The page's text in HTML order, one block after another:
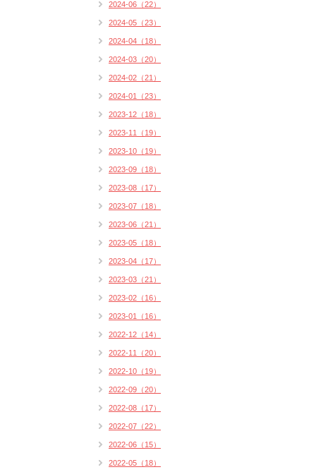
2024-06（22）
2024-05（23）
2024-04（18）
2024-03（20）
2024-02（21）
2024-01（23）
2023-12（18）
2023-11（19）
2023-10（19）
2023-09（18）
2023-08（17）
2023-07（18）
2023-06（21）
2023-05（18）
2023-04（17）
2023-03（21）
2023-02（16）
2023-01（16）
2022-12（14）
2022-11（20）
2022-10（19）
2022-09（20）
2022-08（17）
2022-07（22）
2022-06（15）
2022-05（18）